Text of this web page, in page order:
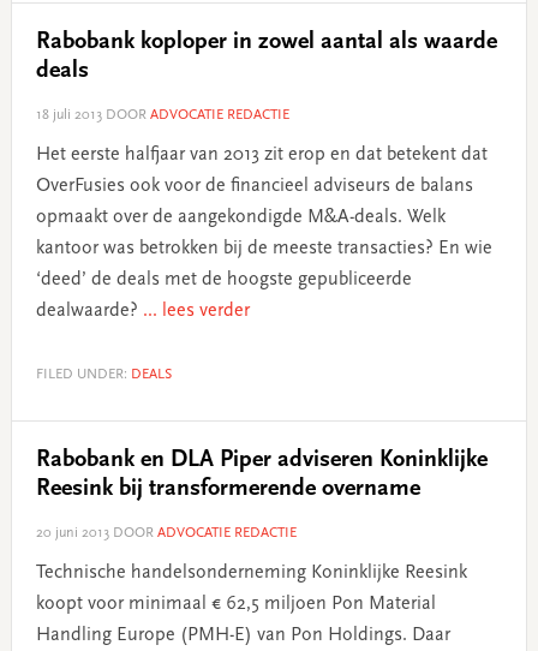
Rabobank koploper in zowel aantal als waarde
deals
18 juli 2013DOOR ADVOCATIE REDACTIE
Het eerste halfjaar van 2013 zit erop en dat betekent dat
OverFusies ook voor de financieel adviseurs de balans
opmaakt over de aangekondigde M&A-deals. Welk
kantoor was betrokken bij de meeste transacties? En wie
‘deed’ de deals met de hoogste gepubliceerde
dealwaarde? ... lees verder
FILED UNDER: DEALS
Rabobank en DLA Piper adviseren Koninklijke
Reesink bij transformerende overname
20 juni 2013DOOR ADVOCATIE REDACTIE
Technische handelsonderneming Koninklijke Reesink
koopt voor minimaal € 62,5 miljoen Pon Material
Handling Europe (PMH-E) van Pon Holdings. Daar